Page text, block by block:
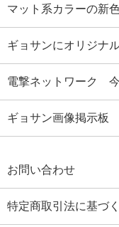
マット系カラーの新
ギョサンにオリジナ
電撃ネットワーク
ギョサン画像掲示板
お問い合わせ
特定商取引法に基づ